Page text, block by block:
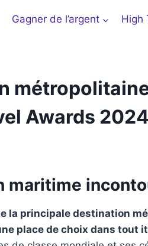
Gagner de l’argent High
Awards 2024
maritime
la principale destination
place de choix dans tout